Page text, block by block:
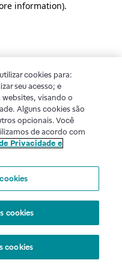
information).
cookies para:
seu acesso; e
visando o
Alguns cookies são
opcionais. Você
de acordo com
Privacidade e
cookies
cookies